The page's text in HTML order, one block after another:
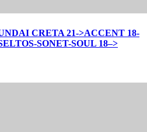
CRETA 21->ACCENT 18-
SONET-SOUL 18–>